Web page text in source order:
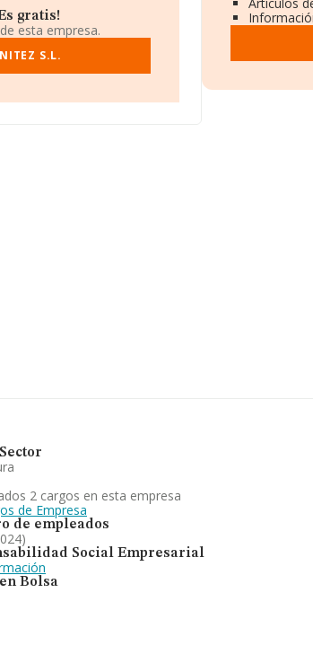
de la media de sector.
a los niveles de
64 puestos en el ranking
empresas tienen
S.LyLoma del
gratis!
esta empresa.
S.L.
2 cargos en esta empresa
de Empresa
de empleados
Social Empresarial
Bolsa